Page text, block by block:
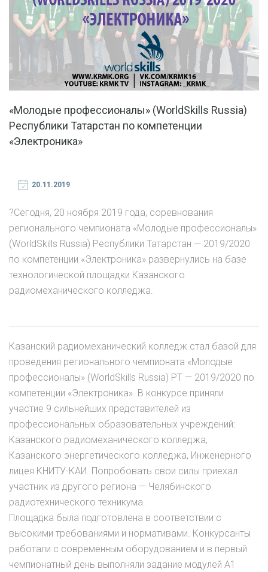
«Молодые профессионалы» (WorldSkills Russia)
Республики Татарстан по компетенции
«Электроника»
20.11.2019
?Сегодня, 20 ноября 2019 года, соревнования
регионального чемпионата «Молодые профессионалы»
(WorldSkills Russia) Республики Татарстан — 2019/2020
по компетенции «Электроника» развернулись на базе
технологической площадки Казанского
радиомеханического колледжа.
Казанский радиомеханический колледж стал базой для
проведения регионального чемпионата «Молодые
профессионалы» (WorldSkills Russia) РТ — 2019/2020 по
компетенции «Электроника». В конкурсе приняли
участие 9 сильнейших представителей из
профессиональных образовательных учреждений:
Казанского радиомеханического колледжа,
Казанского энергетического колледжа, Инженерного
лицея КНИТУ-КАИ. Попробовать свои силы приехал
участник из другого региона — Челябинского
радиотехнического техникума.
Площадка была подготовлена в соответствии с
высокими требованиями и нормативами. Конкурсанты
работали с современным оборудованием и в первый
чемпионатный день выполняли задание модулей А1